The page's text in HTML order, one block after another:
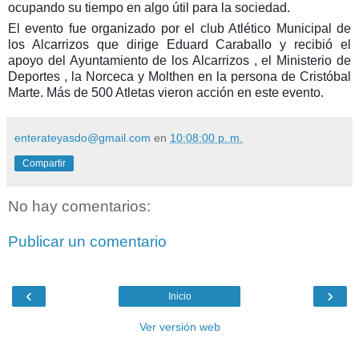
ocupando su tiempo en algo útil para la sociedad.
El evento fue organizado por el club Atlético Municipal de
los Alcarrizos que dirige Eduard Caraballo y recibió el
apoyo del Ayuntamiento de los Alcarrizos , el Ministerio de
Deportes , la Norceca y Molthen en la persona de Cristóbal
Marte. Más de 500 Atletas vieron acción en este evento.
enterateyasdo@gmail.com en 10:08:00 p. m.
Compartir
No hay comentarios:
Publicar un comentario
‹ ›
Inicio
Ver versión web